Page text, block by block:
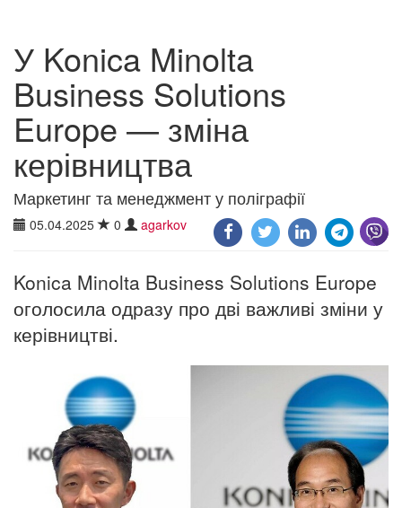
У Konica Minolta
Business Solutions
Europe — зміна
керівництва
Маркетинг та менеджмент у поліграфії
05.04.2025 0 agarkov
Konica Minolta Business Solutions Europe
оголосила одразу про дві важливі зміни у
керівництві.